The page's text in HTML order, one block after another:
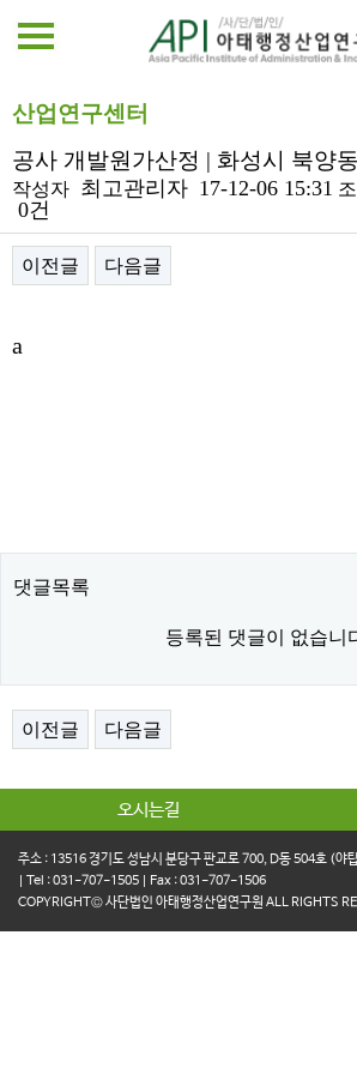
산업연구센터
공사 개발원가산정 | 화성시 북양
작성자 최고관리자 17-12-06 15:31
0건
이전글 다음글
a
댓글목록
등록된 댓글이 없습니
이전글 다음글
오시는길
주소 : 13516 경기도 성남시 분당구 판교로 700, D동 504호 (야
| Tel : 031-707-1505 | Fax : 031-707-1506
COPYRIGHT© 사단법인 아태행정산업연구원 ALL RIGHTS